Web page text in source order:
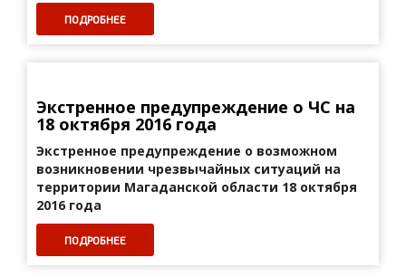
ПОДРОБНЕЕ
Экстренное предупреждение о ЧС на
18 октября 2016 года
Экстренное предупреждение о возможном
возникновении чрезвычайных ситуаций на
территории Магаданской области 18 октября
2016 года
ПОДРОБНЕЕ